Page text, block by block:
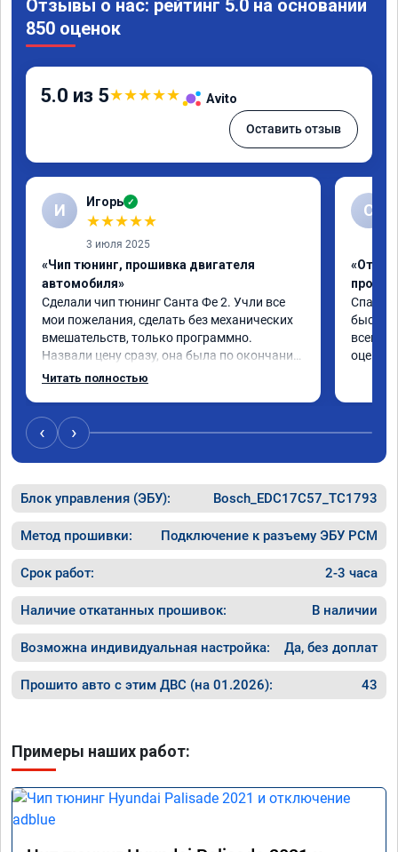
Отзывы о нас: рейтинг 5.0 на основании
850 оценок
5.0 из 5★★★★★ Avito
Оставить отзыв
И Игорь ✓
★★★★★
3 июля 2025
«Чип тюнинг, прошивка двигателя
автомобиля»
Сделали чип тюнинг Санта Фе 2. Учли все
мои пожелания, сделать без механических
вмешательств, только программно.
Назвали цену сразу, она была по окончании
работ без изменений. Александр профи
Спасибо большое и процветания сервису!!!
Читать полностью
С
быстро
всем
оценку
‹ ›
Блок управления (ЭБУ): Bosch_EDC17C57_TC1793
Метод прошивки: Подключение к разъему ЭБУ PCM
Срок работ: 2-3 часа
Наличие откатанных прошивок: В наличии
Возможна индивидуальная настройка: Да, без доплат
Прошито авто с этим ДВС (на 01.2026): 43
Примеры наших работ: